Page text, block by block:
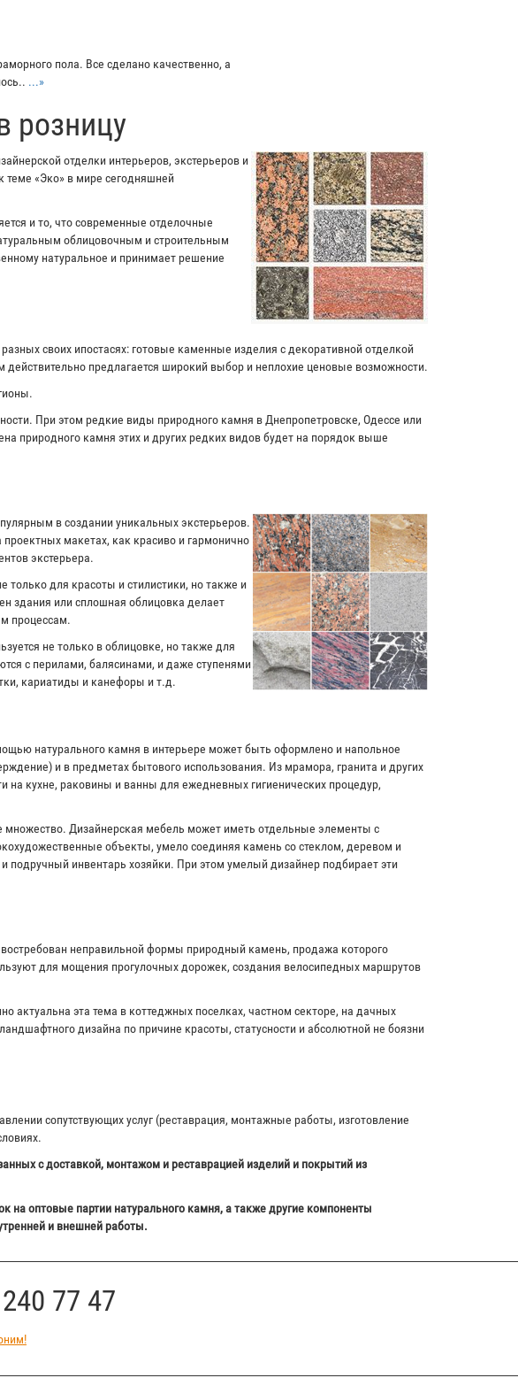
пола. Все сделано качественно, а
...»
розницу
отделки интерьеров, экстерьеров и
теме «Эко» в мире сегодняшней
и то, что современные отделочные
облицовочным и строительным
натуральное и принимает решение
своих ипостасях: готовые каменные изделия с декоративной отделкой
предлагается широкий выбор и неплохие ценовые возможности.
При этом редкие виды природного камня в Днепропетровске, Одессе или
природного камня этих и других редких видов будет на порядок выше
в создании уникальных экстерьеров.
макетах, как красиво и гармонично
экстерьера.
только для красоты и стилистики, но также и
здания или сплошная облицовка делает
процессам.
не только в облицовке, но также для
с перилами, балясинами, и даже ступенями
кариатиды и канефоры и т.д.
натурального камня в интерьере может быть оформлено и напольное
и в предметах бытового использования. Из мрамора, гранита и других
кухне, раковины и ванны для ежедневных гигиенических процедур,
множество. Дизайнерская мебель может иметь отдельные элементы с
объекты, умело соединяя камень со стеклом, деревом и
подручный инвентарь хозяйки. При этом умелый дизайнер подбирает эти
неправильной формы природный камень, продажа которого
для мощения прогулочных дорожек, создания велосипедных маршрутов
актуальна эта тема в коттеджных поселках, частном секторе, на дачных
дизайна по причине красоты, статусности и абсолютной не боязни
сопутствующих услуг (реставрация, монтажные работы, изготовление
с доставкой, монтажом и реставрацией изделий и покрытий из
на оптовые партии натурального камня, а также другие компоненты
и внешней работы.
77 47